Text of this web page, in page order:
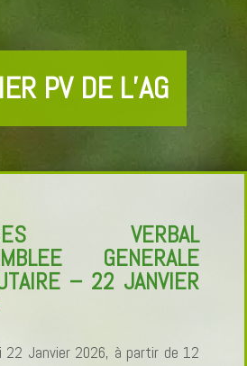
PV DE L’AG
VERBAL
GENERALE
– 22 JANVIER
22 Janvier 2026, à partir de 12